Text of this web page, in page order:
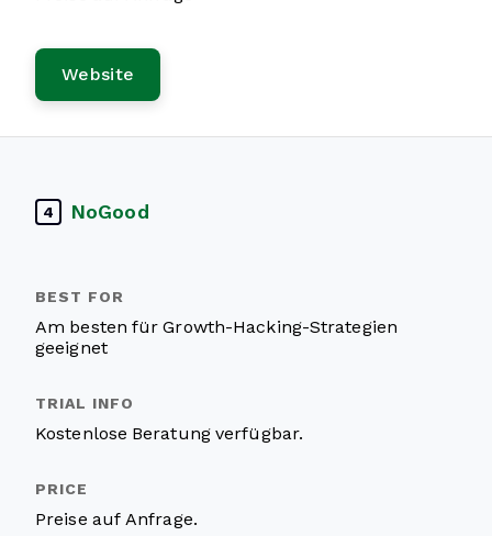
Website
4 NoGood
Am besten für Growth-Hacking-Strategien
geeignet
Kostenlose Beratung verfügbar.
Preise auf Anfrage.